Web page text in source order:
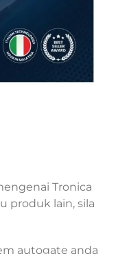
Tronica
produk lain, sila
autogate anda